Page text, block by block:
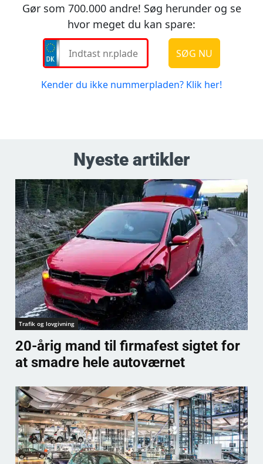
Nyeste artikler
Trafik og lovgivning
20-årig mand til firmafest sigtet for
at smadre hele autoværnet